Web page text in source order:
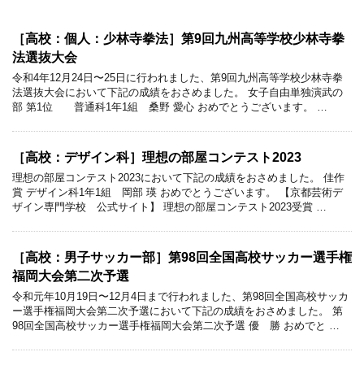
［高校：個人：少林寺拳法］第9回九州高等学校少林寺拳
法選抜大会
令和4年12月24日〜25日に行われました、第9回九州高等学校少林寺拳
法選抜大会において下記の成績をおさめました。 女子自由単独演武の
部 第1位 普通科1年1組 桑野 愛心 おめでとうございます。 …
［高校：デザイン科］理想の部屋コンテスト2023
理想の部屋コンテスト2023において下記の成績をおさめました。 佳作
賞 デザイン科1年1組 岡部 瑛 おめでとうございます。 【京都芸術デ
ザイン専門学校 公式サイト】 理想の部屋コンテスト2023受賞 …
［高校：男子サッカー部］第98回全国高校サッカー選手権
福岡大会第二次予選
令和元年10月19日〜12月4日まで行われました、第98回全国高校サッカ
ー選手権福岡大会第二次予選において下記の成績をおさめました。 第
98回全国高校サッカー選手権福岡大会第二次予選 優 勝 おめでと …